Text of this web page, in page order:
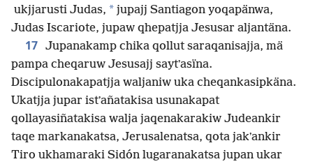
ukjjarusti Judas, * jupajj Santiagon yoqapänwa,
Judas Iscariote, jupaw qhepatjja Jesusar aljantäna.
17 Jupanakamp chika qollut saraqanisajja, mä
pampa cheqaruw Jesusajj saytʼasïna.
Discipulonakapatjja waljaniw uka cheqankasipkäna.
Ukatjja jupar istʼañatakisa usunakapat
qollayasiñatakisa walja jaqenakarakiw Judeankir
taqe markanakatsa, Jerusalenatsa, qota jakʼankir
Tiro ukhamaraki Sidón lugaranakatsa jupan ukar